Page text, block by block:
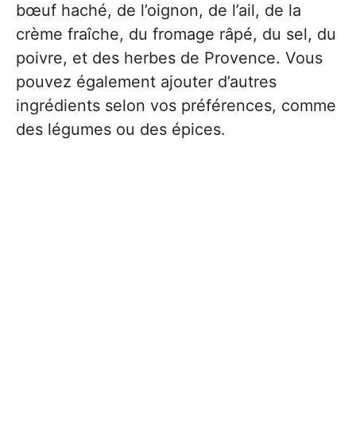
bœuf haché, de l’oignon, de l’ail, de la
crème fraîche, du fromage râpé, du sel, du
poivre, et des herbes de Provence. Vous
pouvez également ajouter d’autres
ingrédients selon vos préférences, comme
des légumes ou des épices.